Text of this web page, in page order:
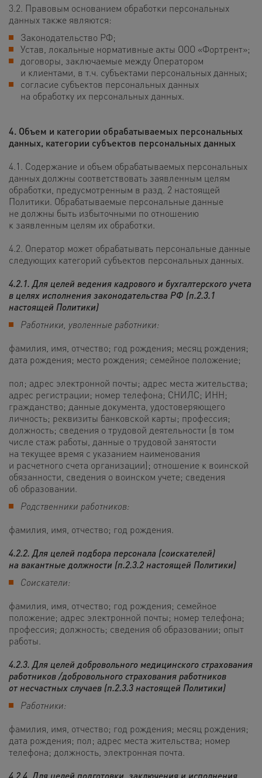
3.2. Правовым основанием обработки персональных
данных также являются:
Законодательство РФ;
Устав, локальные нормативные акты ООО «Фортрент»;
договоры, заключаемые между Оператором
и клиентами, в т.ч. субъектами персональных данных;
согласие субъектов персональных данных
на обработку их персональных данных.
4. Объем и категории обрабатываемых персональных
данных, категории субъектов персональных данных
4.1. Содержание и объем обрабатываемых персональных
данных должны соответствовать заявленным целям
обработки, предусмотренным в разд. 2 настоящей
Политики. Обрабатываемые персональные данные
не должны быть избыточными по отношению
к заявленным целям их обработки.
4.2. Оператор может обрабатывать персональные данные
следующих категорий субъектов персональных данных.
4.2.1. Для целей ведения кадрового и бухгалтерского учета
в целях исполнения законодательства РФ (п.2.3.1
настоящей Политики)
Работники, уволенные работники:
фамилия, имя, отчество; год рождения; месяц рождения;
дата рождения; место рождения; семейное положение;
пол; адрес электронной почты; адрес места жительства;
адрес регистрации; номер телефона; СНИЛС; ИНН;
гражданство; данные документа, удостоверяющего
личность; реквизиты банковской карты; профессия;
должность; сведения о трудовой деятельности (в том
числе стаж работы, данные о трудовой занятости
на текущее время с указанием наименования
и расчетного счета организации); отношение к воинской
обязанности, сведения о воинском учете; сведения
об образовании.
Родственники работников:
фамилия, имя, отчество; год рождения.
4.2.2. Для целей подбора персонала (соискателей)
на вакантные должности (п.2.3.2 настоящей Политики)
Соискатели:
фамилия, имя, отчество; год рождения; семейное
положение; адрес электронной почты; номер телефона;
профессия; должность; сведения об образовании; опыт
работы.
4.2.3. Для целей добровольного медицинского страхования
работников /добровольного страхования работников
от несчастных случаев (п.2.3.3 настоящей Политики)
Работники:
фамилия, имя, отчество; год рождения; месяц рождения;
дата рождения; пол; адрес места жительства; номер
телефона; должность, электронная почта
4.2.4. Для целей подготовки, заключения и исполнения